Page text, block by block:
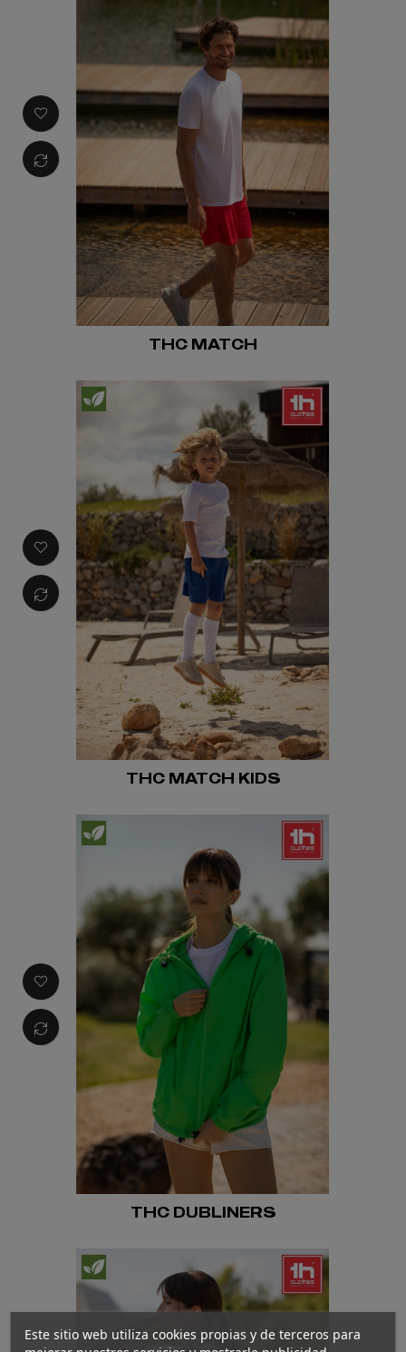
THC MATCH
THC MATCH KIDS
THC DUBLINERS
Este sitio web utiliza cookies propias y de terceros para